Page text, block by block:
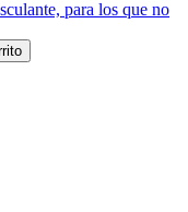
para los que no